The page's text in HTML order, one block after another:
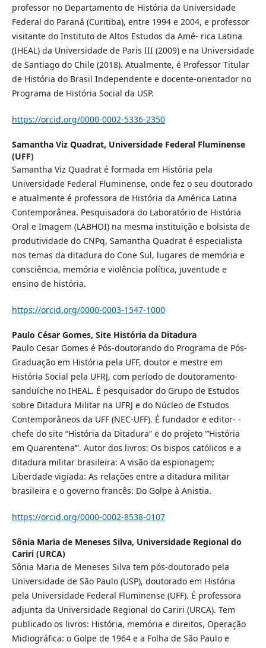
professor no Departamento de História da Universidade
Federal do Paraná (Curitiba), entre 1994 e 2004, e professor
visitante do Instituto de Altos Estudos da Amé- rica Latina
(IHEAL) da Universidade de Paris III (2009) e na Universidade
de Santiago do Chile (2018). Atualmente, é Professor Titular
de História do Brasil Independente e docente-orientador no
Programa de História Social da USP.
https://orcid.org/0000-0002-5336-2350
Samantha Viz Quadrat, Universidade Federal Fluminense
(UFF)
Samantha Viz Quadrat é formada em História pela
Universidade Federal Fluminense, onde fez o seu doutorado
e atualmente é professora de História da América Latina
Contemporânea. Pesquisadora do Laboratório de História
Oral e Imagem (LABHOI) na mesma instituição e bolsista de
produtividade do CNPq, Samantha Quadrat é especialista
nos temas da ditadura do Cone Sul, lugares de memória e
consciência, memória e violência política, juventude e
ensino de história.
https://orcid.org/0000-0003-1547-1000
Paulo César Gomes, Site História da Ditadura
Paulo Cesar Gomes é Pós-doutorando do Programa de Pós-
Graduação em História pela UFF, doutor e mestre em
História Social pela UFRJ, com período de doutoramento-
sanduíche no IHEAL. É pesquisador do Grupo de Estudos
sobre Ditadura Militar na UFRJ e do Núcleo de Estudos
Contemporâneos da UFF (NEC-UFF). É fundador e editor- -
chefe do site “História da Ditadura” e do projeto “‘História
em Quarentena’”. Autor dos livros: Os bispos católicos e a
ditadura militar brasileira: A visão da espionagem;
Liberdade vigiada: As relações entre a ditadura militar
brasileira e o governo francês: Do Golpe à Anistia.
https://orcid.org/0000-0002-8538-0107
Sônia Maria de Meneses Silva, Universidade Regional do
Cariri (URCA)
Sônia Maria de Meneses Silva tem pós-doutorado pela
Universidade de São Paulo (USP), doutorado em História
pela Universidade Federal Fluminense (UFF). É professora
adjunta da Universidade Regional do Cariri (URCA). Tem
publicado os livros: História, memória e direitos, Operação
Midiográfica: o Golpe de 1964 e a Folha de São Paulo e